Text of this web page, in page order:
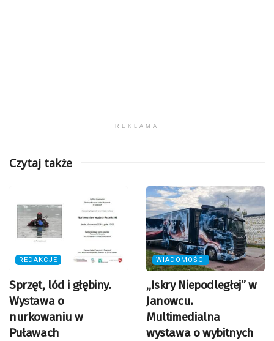
REKLAMA
Czytaj także
REDAKCJE
Sprzęt, lód i głębiny.
Wystawa o
nurkowaniu w
Puławach
WIADOMOŚCI
„Iskry Niepodległej” w
Janowcu.
Multimedialna
wystawa o wybitnych